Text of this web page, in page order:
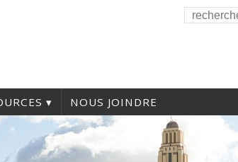
NOUS JOINDRE